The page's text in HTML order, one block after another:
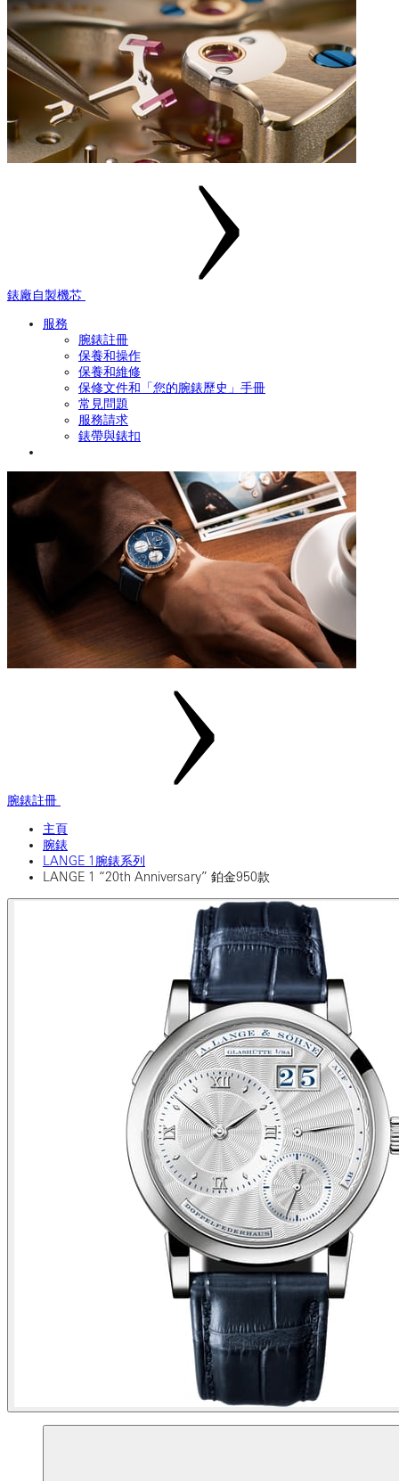
錶廠自製機芯
服務
腕錶註冊
保養和操作
保養和維修
保修文件和「您的腕錶歷史」手冊
常見問題
服務請求
錶帶與錶扣
腕錶註冊
主頁
腕錶
LANGE 1腕錶系列
LANGE 1 “20th Anniversary” 鉑金950款